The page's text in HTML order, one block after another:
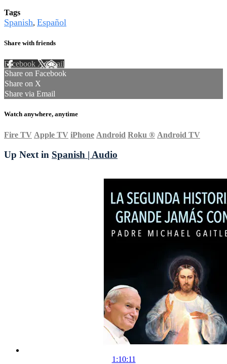
Tags
Spanish, Español
Share with friends
Facebook XEmail
Share on Facebook
Share on X
Share via Email
Watch anywhere, anytime
Fire TV Apple TV iPhone Android Roku ® Android TV
Up Next in Spanish | Audio
1:10:11